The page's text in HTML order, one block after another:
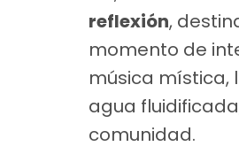
reflexión,
momento de
música mística,
agua
comunidad.